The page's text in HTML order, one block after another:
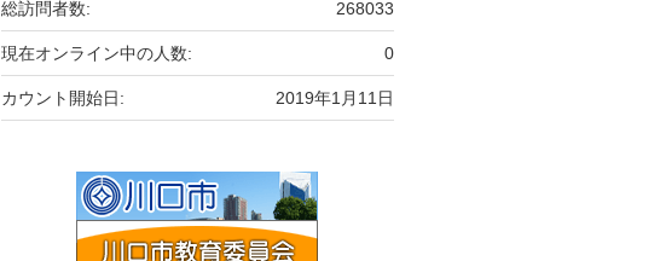
268033
総訪問者数:
0
現在オンライン中の人数:
2019年1月11日
カウント開始日: